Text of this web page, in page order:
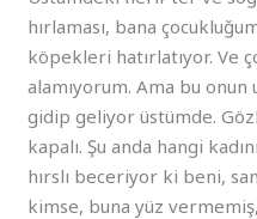
hırlaması, bana
köpekleri hatırlatıyor. Ve
alamıyorum. Ama bu
gidip geliyor üstümde.
kapalı. Şu anda hangi
hırslı beceriyor ki beni,
kimse, buna yüz